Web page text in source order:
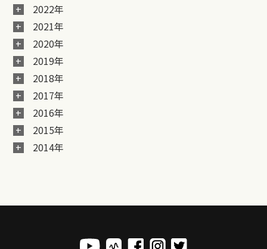
2022年
2021年
2020年
2019年
2018年
2017年
2016年
2015年
2014年